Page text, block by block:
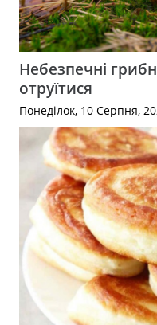
Небезпечні
отруїтися
Понеділок, 10 Серпня,